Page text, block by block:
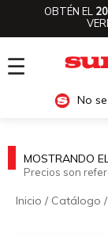
OBTÉN EL
☰
No
MOSTRANDO
Precios son
Inicio / Catálogo /